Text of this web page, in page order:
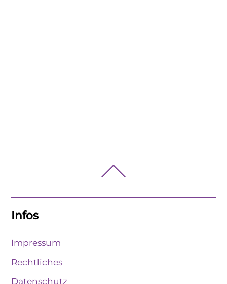
To
Infos
Impressum
Rechtliches
Datenschutz